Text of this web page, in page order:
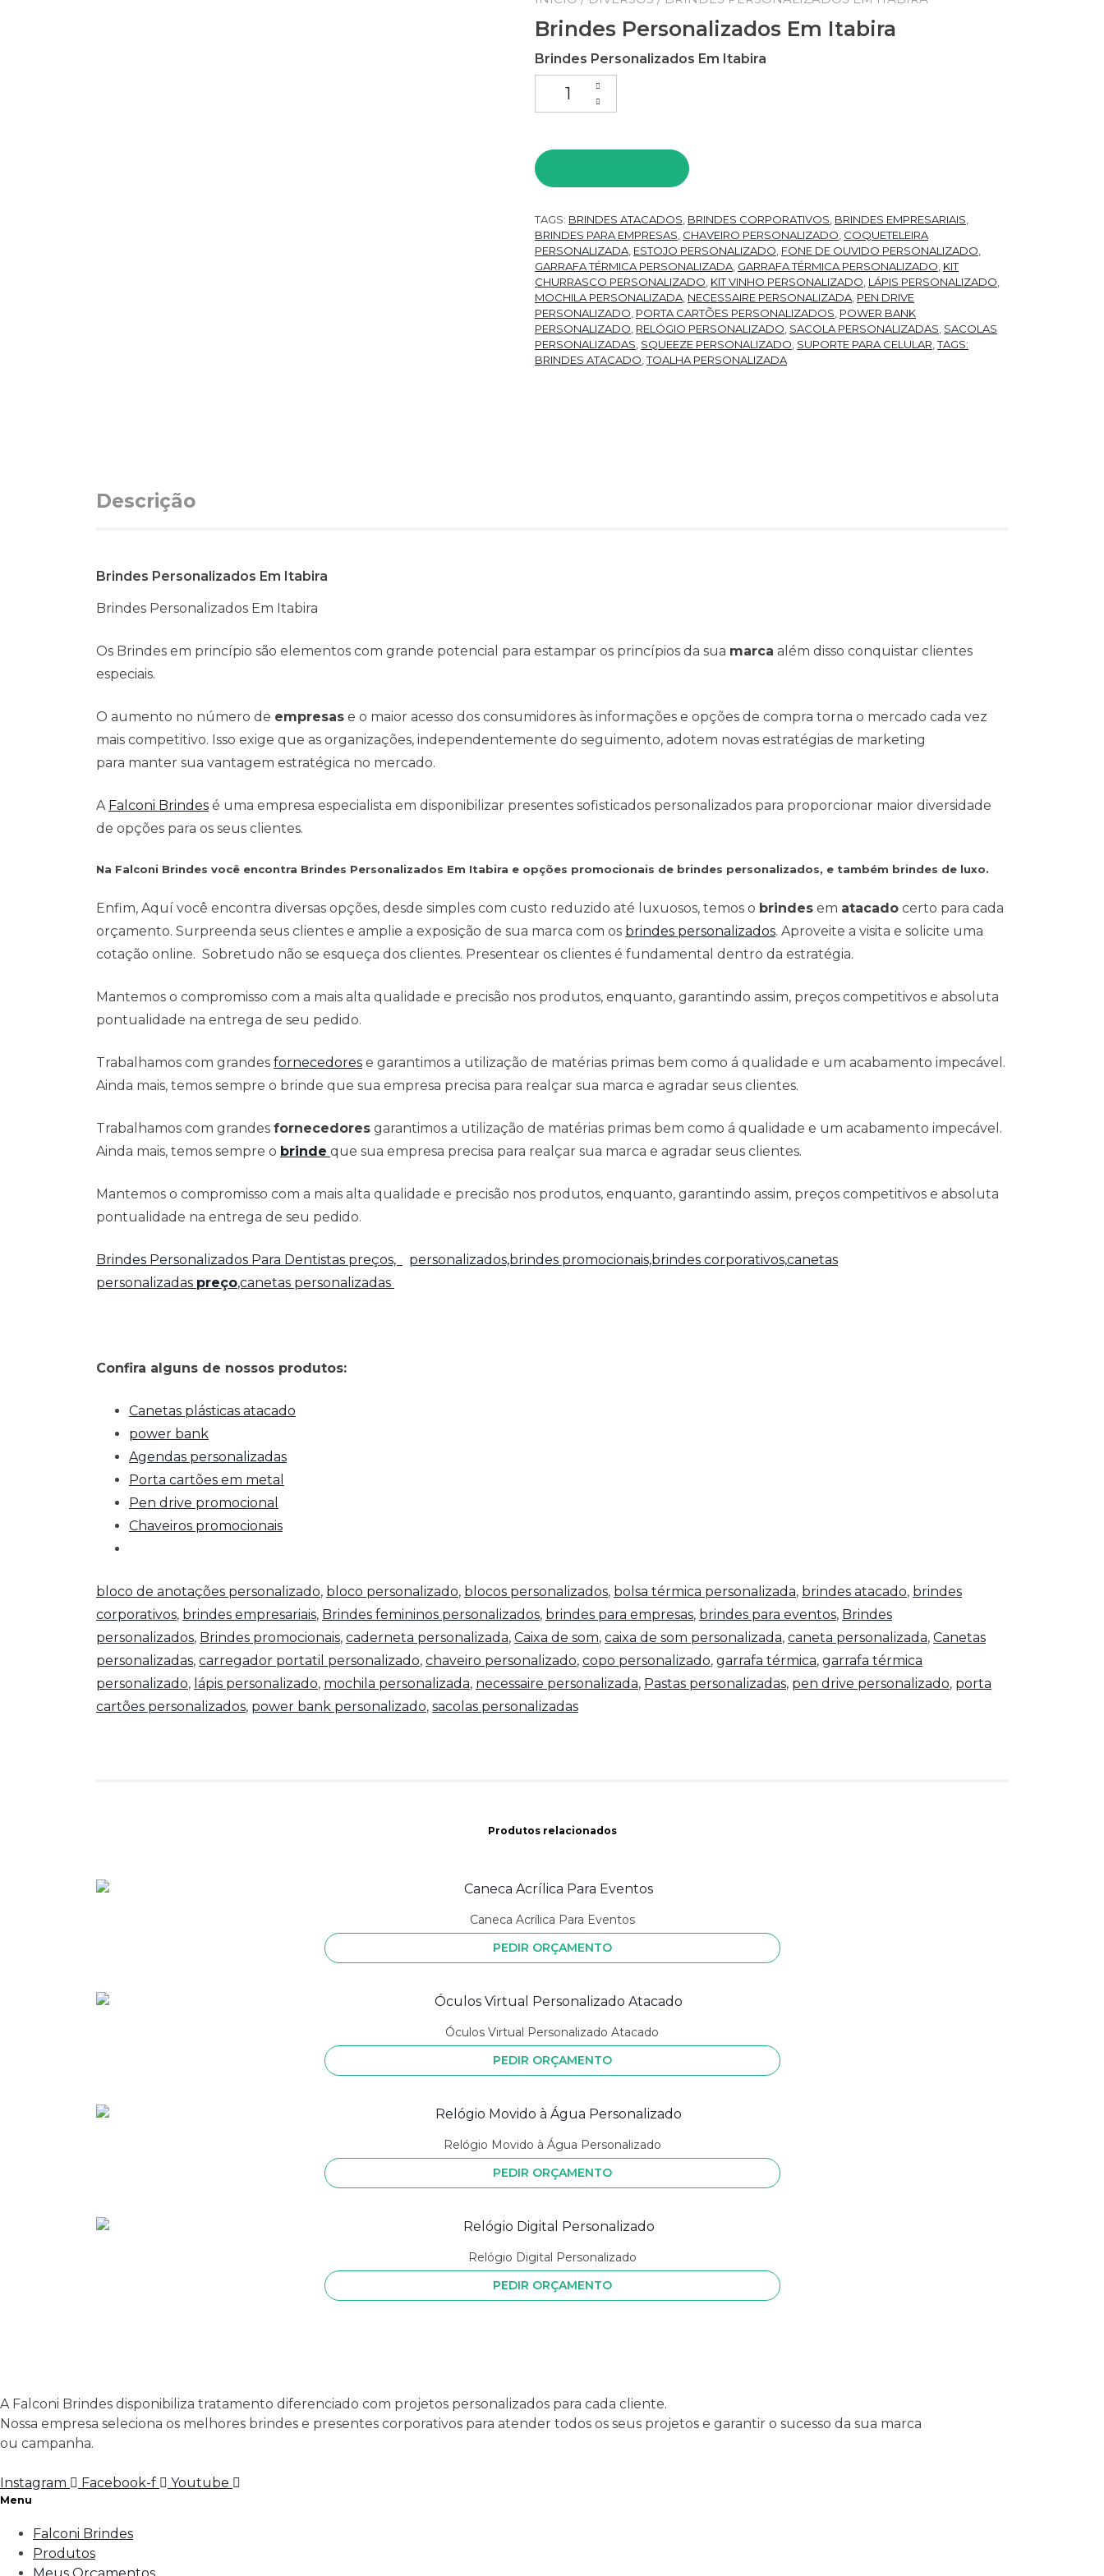
Brindes Personalizados Em Itabira
Brindes Personalizados Em Itabira
Brindes Personalizados Em Itabira quantidade
TAGS: BRINDES ATACADOS BRINDES CORPORATIVOS BRINDES EMPRESARIAIS
BRINDES PARA EMPRESAS CHAVEIRO PERSONALIZADO COQUETELEIRA
PERSONALIZADA ESTOJO PERSONALIZADO FONE DE OUVIDO PERSONALIZADO
GARRAFA TÉRMICA PERSONALIZADA GARRAFA TÉRMICA PERSONALIZADO KIT
CHURRASCO PERSONALIZADO KIT VINHO PERSONALIZADO LÁPIS PERSONALIZADO
MOCHILA PERSONALIZADA NECESSAIRE PERSONALIZADA PEN DRIVE
PERSONALIZADO PORTA CARTÕES PERSONALIZADOS POWER BANK
PERSONALIZADO RELÓGIO PERSONALIZADO SACOLA PERSONALIZADAS SACOLAS
PERSONALIZADAS SQUEEZE PERSONALIZADO SUPORTE PARA CELULAR ,TAGS:
BRINDES ATACADO ,TOALHA PERSONALIZADA
Descrição
Brindes Personalizados Em Itabira
Brindes Personalizados Em Itabira
Os Brindes em princípio são elementos com grande potencial para estampar os princípios da sua marca além disso conquistar clientes
especiais.
O aumento no número de empresas e o maior acesso dos consumidores às informações e opções de compra torna o mercado cada vez
mais competitivo. Isso exige que as organizações, independentemente do seguimento, adotem novas estratégias de marketing
para manter sua vantagem estratégica no mercado.
A Falconi Brindes é uma empresa especialista em disponibilizar presentes sofisticados personalizados para proporcionar maior diversidade
de opções para os seus clientes.
Na Falconi Brindes você encontra Brindes Personalizados Em Itabira e opções promocionais de brindes personalizados, e também brindes de luxo.
Enfim, Aquí você encontra diversas opções, desde simples com custo reduzido até luxuosos, temos o brindes em atacado certo para cada
orçamento. Surpreenda seus clientes e amplie a exposição de sua marca com os brindes personalizados. Aproveite a visita e solicite uma
cotação online. Sobretudo não se esqueça dos clientes. Presentear os clientes é fundamental dentro da estratégia.
Mantemos o compromisso com a mais alta qualidade e precisão nos produtos, enquanto, garantindo assim, preços competitivos e absoluta
pontualidade na entrega de seu pedido.
Trabalhamos com grandes fornecedores e garantimos a utilização de matérias primas bem como á qualidade e um acabamento impecável.
Ainda mais, temos sempre o brinde que sua empresa precisa para realçar sua marca e agradar seus clientes.
Trabalhamos com grandes fornecedores garantimos a utilização de matérias primas bem como á qualidade e um acabamento impecável.
Ainda mais, temos sempre o brinde que sua empresa precisa para realçar sua marca e agradar seus clientes.
Mantemos o compromisso com a mais alta qualidade e precisão nos produtos, enquanto, garantindo assim, preços competitivos e absoluta
pontualidade na entrega de seu pedido.
Brindes Personalizados Para Dentistas preços, personalizados,brindes promocionais,brindes corporativos,canetas
personalizadas preço,canetas personalizadas
Confira alguns de nossos produtos:
Canetas plásticas atacado
power bank
Agendas personalizadas
Porta cartões em metal
Pen drive promocional
Chaveiros promocionais
bloco de anotações personalizado, bloco personalizado, blocos personalizados, bolsa térmica personalizada, brindes atacado, brindes
corporativos, brindes empresariais, Brindes femininos personalizados, brindes para empresas, brindes para eventos, Brindes
personalizados, Brindes promocionais, caderneta personalizada, Caixa de som, caixa de som personalizada, caneta personalizada, Canetas
personalizadas, carregador portatil personalizado, chaveiro personalizado, copo personalizado, garrafa térmica, garrafa térmica
personalizado, lápis personalizado, mochila personalizada, necessaire personalizada, Pastas personalizadas, pen drive personalizado, porta
cartões personalizados, power bank personalizado, sacolas personalizadas
Produtos relacionados
Caneca Acrílica Para Eventos
PEDIR ORÇAMENTO
Óculos Virtual Personalizado Atacado
PEDIR ORÇAMENTO
Relógio Movido à Água Personalizado
PEDIR ORÇAMENTO
Relógio Digital Personalizado
PEDIR ORÇAMENTO
A Falconi Brindes disponibiliza tratamento diferenciado com projetos personalizados para cada cliente.
Nossa empresa seleciona os melhores brindes e presentes corporativos para atender todos os seus projetos e garantir o sucesso da sua marca
ou campanha.
Instagram Facebook-f Youtube
Menu
Falconi Brindes
Produtos
Meus Orçamentos